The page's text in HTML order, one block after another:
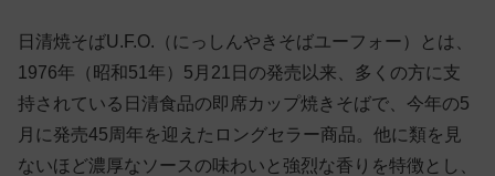
日清焼そばU.F.O.（にっしんやきそばユーフォー）とは、
1976年（昭和51年）5月21日の発売以来、多くの方に支
持されている日清食品の即席カップ焼きそばで、今年の5
月に発売45周年を迎えたロングセラー商品。他に類を見
ないほど濃厚なソースの味わいと強烈な香りを特徴とし、